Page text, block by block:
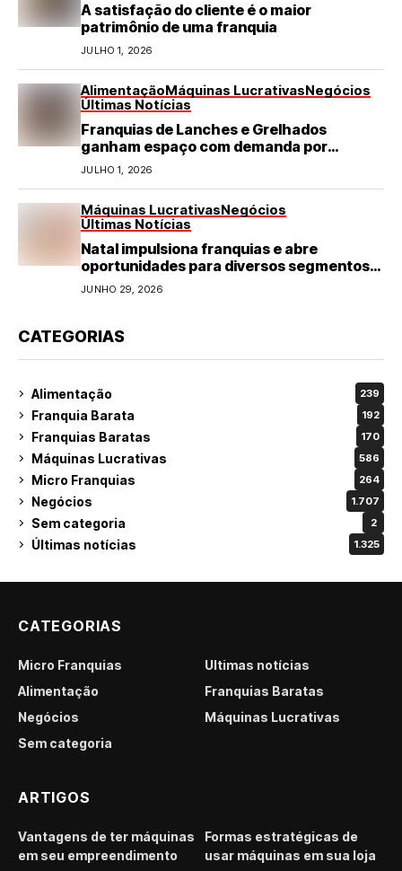
A satisfação do cliente é o maior
patrimônio de uma franquia
JULHO 1, 2026
AlimentaçãoMáquinas LucrativasNegócios
Últimas Notícias
Franquias de Lanches e Grelhados
ganham espaço com demanda por
refeições rápidas e de qualidade
JULHO 1, 2026
Máquinas LucrativasNegócios
Últimas Notícias
Natal impulsiona franquias e abre
oportunidades para diversos segmentos
do varejo
JUNHO 29, 2026
CATEGORIAS
Alimentação 239
Franquia Barata 192
Franquias Baratas 170
Máquinas Lucrativas 586
Micro Franquias 264
Negócios 1.707
Sem categoria 2
Últimas notícias 1.325
CATEGORIAS
Micro Franquias
Últimas notícias
Alimentação
Franquias Baratas
Negócios
Máquinas Lucrativas
Sem categoria
ARTIGOS
Vantagens de ter máquinas
em seu empreendimento
Formas estratégicas de
usar máquinas em sua loja